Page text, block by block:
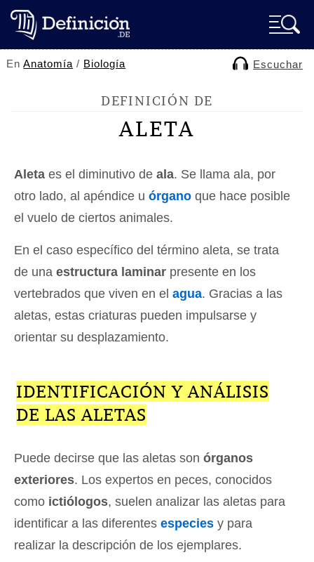
EnAnatomía / Biología Escuchar
DEFINICIÓN DE
ALETA
Aleta es el diminutivo de ala. Se llama ala, por
otro lado, al apéndice u órgano que hace posible
el vuelo de ciertos animales.
En el caso específico del término aleta, se trata
de una estructura laminar presente en los
vertebrados que viven en el agua. Gracias a las
aletas, estas criaturas pueden impulsarse y
orientar su desplazamiento.
IDENTIFICACIÓN Y ANÁLISIS
DE LAS ALETAS
Puede decirse que las aletas son órganos
exteriores. Los expertos en peces, conocidos
como ictiólogos, suelen analizar las aletas para
identificar a las diferentes especies y para
realizar la descripción de los ejemplares.